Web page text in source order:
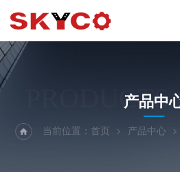
产品中
当前位置： 首页 产品中心